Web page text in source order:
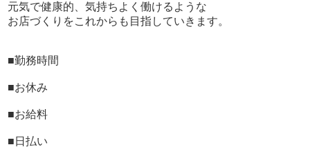
真面目に誠実にお仕事を頑張ってくださるお方
昇格を望まれる方、それに相応しいお方には
将来の『独立』も視野にいれ
頑張ってくださるお方大歓迎です！！！
★フロント業務
★女の子出勤管理
★スタッフの教育
元気で健康的、気持ちよく働けるような
お店づくりをこれからも目指していきます。
■勤務時間
■お休み
■お給料
■日払い